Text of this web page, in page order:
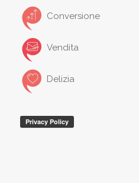
Conversione
Vendita
Delizia